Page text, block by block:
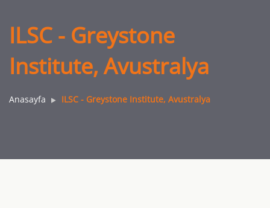
ILSC - Greystone
Institute, Avustralya
Anasayfa ILSC - Greystone Institute, Avustralya